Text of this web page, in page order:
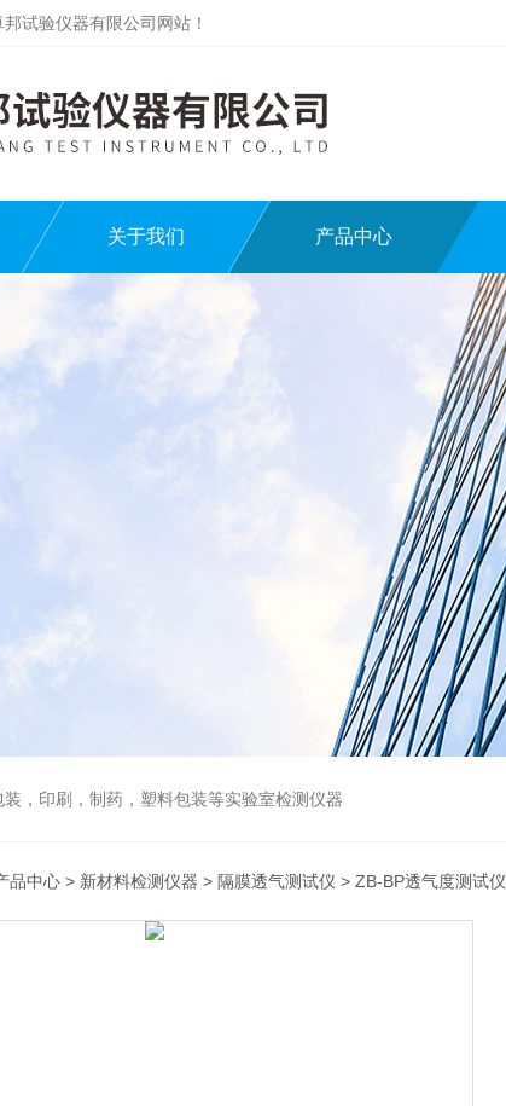
试验仪器有限公司网站！
关于我们 产品中心
装，印刷，制药，塑料包装等实验室检测仪器
品中心 > 新材料检测仪器 > 隔膜透气测试仪 > ZB-BP透气度测试仪